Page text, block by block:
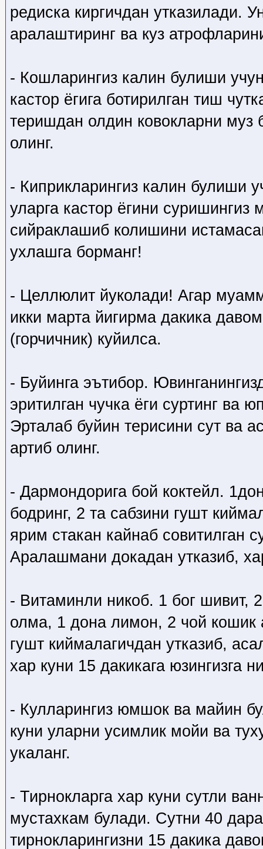
редиска киргичдан утказилади.
аралаштиринг ва куз
- Кошларингиз калин булиши
кастор ёгига ботирилган тиш
теришдан олдин ковокларни муз
олинг.
- Киприкларингиз калин булиши
уларга кастор ёгини суришингиз
сийраклашиб колишини
ухлашга борманг!
- Целлюлит йуколади! Агар
икки марта йигирма дакика
(горчичник) куйилса.
- Буйинга эътибор.
эритилган чучка ёги суртинг ва
Эрталаб буйин терисини сут ва
артиб олинг.
- Дармондорига бой коктейл.
бодринг, 2 та сабзини гушт
ярим стакан кайнаб совитилган
Аралашмани докадан утказиб,
- Витаминли никоб. 1 бог шивит,
олма, 1 дона лимон, 2 чой кошик
гушт киймалагичдан утказиб,
хар куни 15 дакикага юзингизга
- Кулларингиз юмшок ва майин
куни уларни усимлик мойи ва
укаланг.
- Тирнокларга хар куни сутли
мустахкам булади. Сутни 40
тирнокларингизни 15 дакика